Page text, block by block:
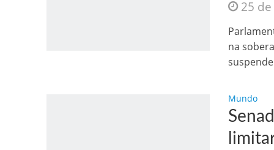
Como o25
na
Mundo